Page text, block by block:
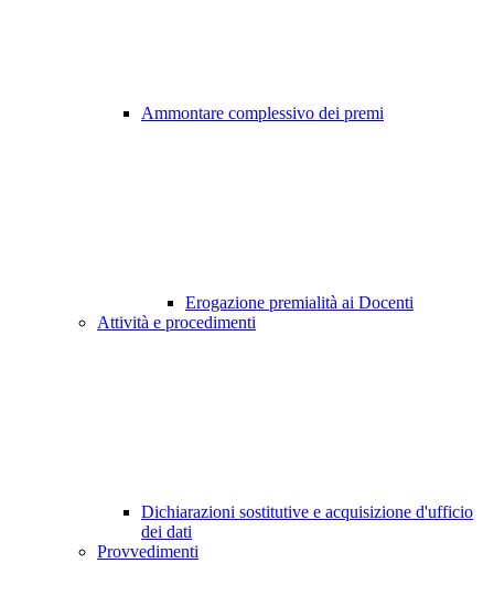
Ammontare complessivo dei premi
Erogazione premialità ai Docenti
Attività e procedimenti
Dichiarazioni sostitutive e acquisizione d'ufficio
dei dati
Provvedimenti